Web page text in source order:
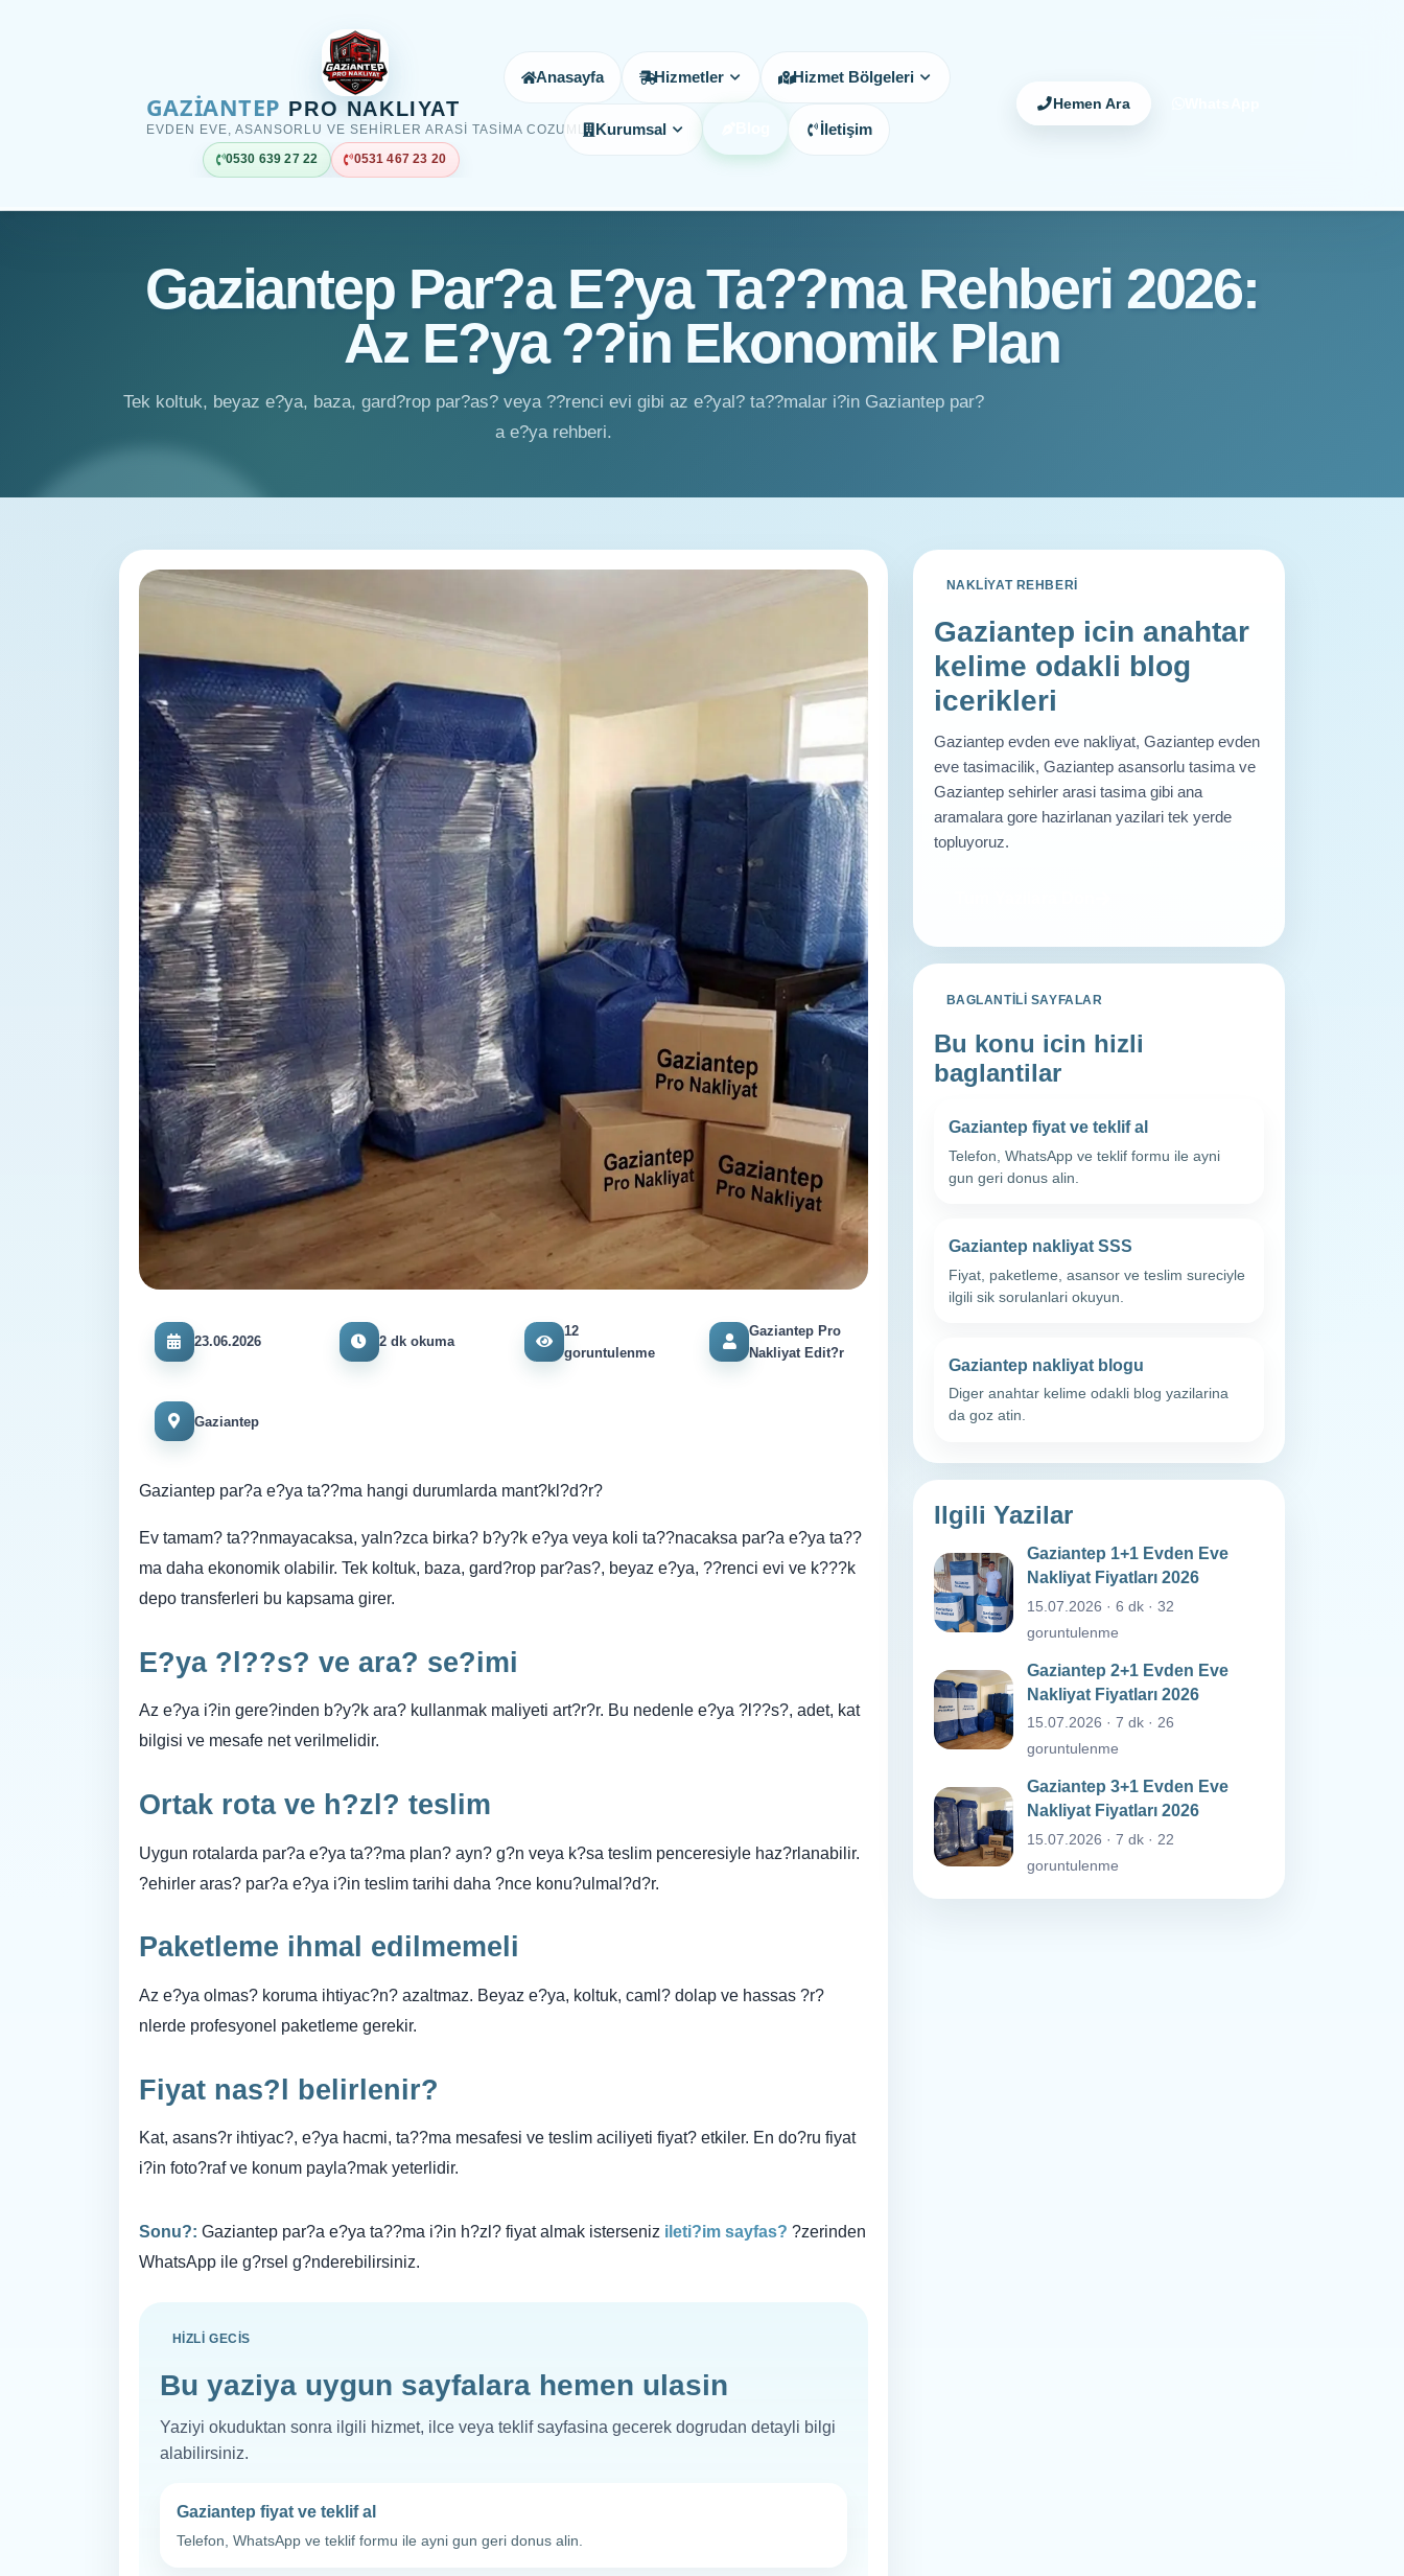
GAZİANTEP PRO NAKLIYAT
EVDEN EVE, ASANSORLU VE SEHIRLER ARASI TASIMA COZUMLERI
0530 639 27 22 0531 467 23 20
Anasayfa Hizmetler Hizmet Bölgeleri
Kurumsal İletişim
Hemen Ara
Gaziantep Par?a E?ya Ta??ma Rehberi 2026:
Az E?ya ??in Ekonomik Plan
Tek koltuk, beyaz e?ya, baza, gard?rop par?as? veya ??renci evi gibi az e?yal? ta??malar i?in Gaziantep par?
a e?ya rehberi.
23.06.2026 2 dk okuma
12
goruntulenme
Gaziantep Pro
Nakliyat Edit?r
Gaziantep
Gaziantep par?a e?ya ta??ma hangi durumlarda mant?kl?d?r?
Ev tamam? ta??nmayacaksa, yaln?zca birka? b?y?k e?ya veya koli ta??nacaksa par?a e?ya ta??
ma daha ekonomik olabilir. Tek koltuk, baza, gard?rop par?as?, beyaz e?ya, ??renci evi ve k???k
depo transferleri bu kapsama girer.
E?ya ?l??s? ve ara? se?imi
Az e?ya i?in gere?inden b?y?k ara? kullanmak maliyeti art?r?r. Bu nedenle e?ya ?l??s?, adet, kat
bilgisi ve mesafe net verilmelidir.
Ortak rota ve h?zl? teslim
Uygun rotalarda par?a e?ya ta??ma plan? ayn? g?n veya k?sa teslim penceresiyle haz?rlanabilir.
?ehirler aras? par?a e?ya i?in teslim tarihi daha ?nce konu?ulmal?d?r.
Paketleme ihmal edilmemeli
Az e?ya olmas? koruma ihtiyac?n? azaltmaz. Beyaz e?ya, koltuk, caml? dolap ve hassas ?r?
nlerde profesyonel paketleme gerekir.
Fiyat nas?l belirlenir?
Kat, asans?r ihtiyac?, e?ya hacmi, ta??ma mesafesi ve teslim aciliyeti fiyat? etkiler. En do?ru fiyat
i?in foto?raf ve konum payla?mak yeterlidir.
Sonu?: Gaziantep par?a e?ya ta??ma i?in h?zl? fiyat almak isterseniz ileti?im sayfas? ?zerinden
WhatsApp ile g?rsel g?nderebilirsiniz.
HIZLI GECIS
Bu yaziya uygun sayfalara hemen ulasin
Yaziyi okuduktan sonra ilgili hizmet, ilce veya teklif sayfasina gecerek dogrudan detayli bilgi
alabilirsiniz.
Gaziantep fiyat ve teklif al
Telefon, WhatsApp ve teklif formu ile ayni gun geri donus alin.
NAKLIYAT REHBERI
Gaziantep icin anahtar
kelime odakli blog
icerikleri
Gaziantep evden eve nakliyat, Gaziantep evden
eve tasimacilik, Gaziantep asansorlu tasima ve
Gaziantep sehirler arasi tasima gibi ana
aramalara gore hazirlanan yazilari tek yerde
topluyoruz.
BAGLANTILI SAYFALAR
Bu konu icin hizli
baglantilar
Gaziantep fiyat ve teklif al
Telefon, WhatsApp ve teklif formu ile ayni
gun geri donus alin.
Gaziantep nakliyat SSS
Fiyat, paketleme, asansor ve teslim sureciyle
ilgili sik sorulanlari okuyun.
Gaziantep nakliyat blogu
Diger anahtar kelime odakli blog yazilarina
da goz atin.
Ilgili Yazilar
Gaziantep 1+1 Evden Eve
Nakliyat Fiyatları 2026
15.07.2026 · 6 dk · 32
goruntulenme
Gaziantep 2+1 Evden Eve
Nakliyat Fiyatları 2026
15.07.2026 · 7 dk · 26
goruntulenme
Gaziantep 3+1 Evden Eve
Nakliyat Fiyatları 2026
15.07.2026 · 7 dk · 22
goruntulenme